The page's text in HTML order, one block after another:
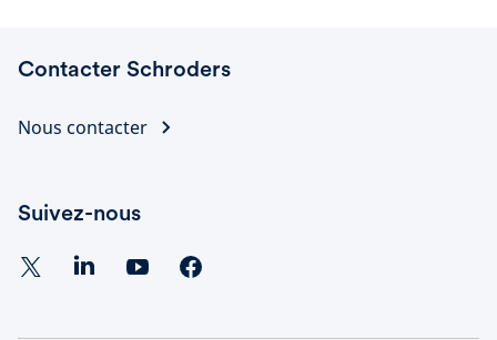
Contacter Schroders
Nous contacter
Suivez-nous